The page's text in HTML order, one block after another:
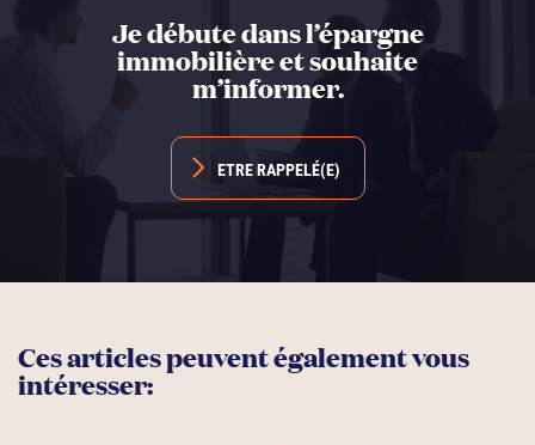
Je débute dans l’épargne
immobilière et souhaite
m’informer.
ETRE RAPPELÉ(E)
Ces articles peuvent également vous
intéresser: